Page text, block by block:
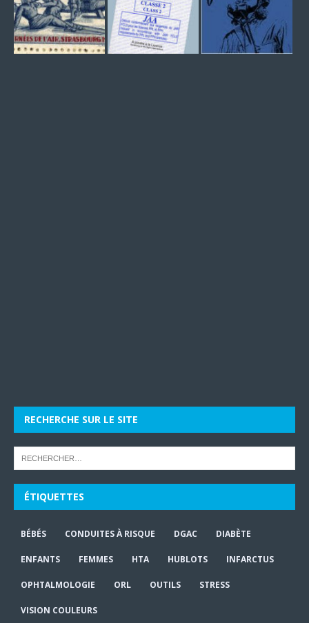
RECHERCHE SUR LE SITE
ÉTIQUETTES
BÉBÉS CONDUITES À RISQUE DGAC DIABÈTE
ENFANTS FEMMES HTA HUBLOTS INFARCTUS
OPHTALMOLOGIE ORL OUTILS STRESS
VISION COULEURS